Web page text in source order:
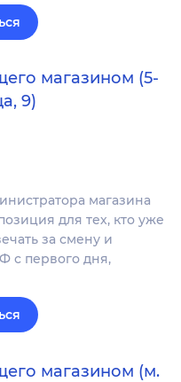
магазином (5-
9)
магазина
для тех, кто уже
за смену и
с первого дня,
магазином (м.